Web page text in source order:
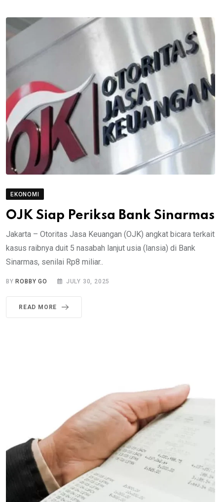
EKONOMI
OJK Siap Periksa Bank Sinarmas
Jakarta – Otoritas Jasa Keuangan (OJK) angkat bicara terkait
kasus raibnya duit 5 nasabah lanjut usia (lansia) di Bank
Sinarmas, senilai Rp8 miliar..
BYROBBY GO JULY 30, 2025
READ MORE